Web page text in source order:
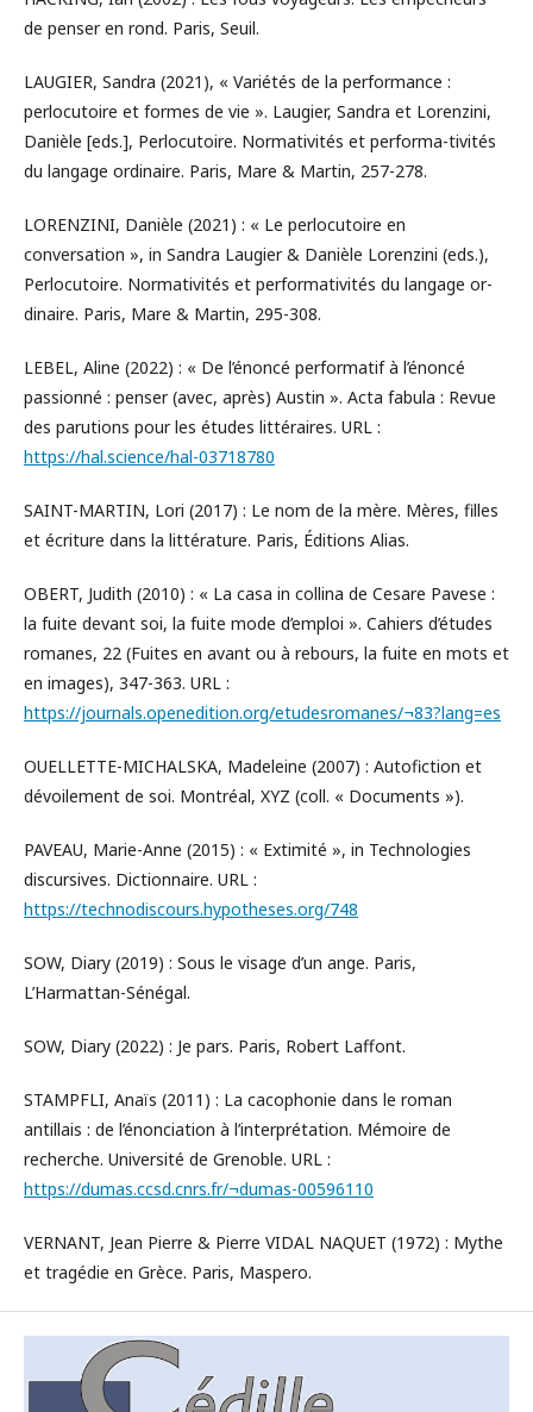
de penser en rond. Paris, Seuil.
LAUGIER, Sandra (2021), « Variétés de la performance :
perlocutoire et formes de vie ». Laugier, Sandra et Lorenzini,
Danièle [eds.], Perlocutoire. Normativités et performa-tivités
du langage ordinaire. Paris, Mare & Martin, 257-278.
LORENZINI, Danièle (2021) : « Le perlocutoire en
conversation », in Sandra Laugier & Danièle Lorenzini (eds.),
Perlocutoire. Normativités et performativités du langage or-
dinaire. Paris, Mare & Martin, 295-308.
LEBEL, Aline (2022) : « De l’énoncé performatif à l’énoncé
passionné : penser (avec, après) Austin ». Acta fabula : Revue
des parutions pour les études littéraires. URL :
https://hal.science/hal-03718780
SAINT-MARTIN, Lori (2017) : Le nom de la mère. Mères, filles
et écriture dans la littérature. Paris, Éditions Alias.
OBERT, Judith (2010) : « La casa in collina de Cesare Pavese :
la fuite devant soi, la fuite mode d’emploi ». Cahiers d’études
romanes, 22 (Fuites en avant ou à rebours, la fuite en mots et
en images), 347-363. URL :
https://journals.openedition.org/etudesromanes/¬83?lang=es
OUELLETTE-MICHALSKA, Madeleine (2007) : Autofiction et
dévoilement de soi. Montréal, XYZ (coll. « Documents »).
PAVEAU, Marie-Anne (2015) : « Extimité », in Technologies
discursives. Dictionnaire. URL :
https://technodiscours.hypotheses.org/748
SOW, Diary (2019) : Sous le visage d’un ange. Paris,
L’Harmattan-Sénégal.
SOW, Diary (2022) : Je pars. Paris, Robert Laffont.
STAMPFLI, Anaïs (2011) : La cacophonie dans le roman
antillais : de l’énonciation à l’interprétation. Mémoire de
recherche. Université de Grenoble. URL :
https://dumas.ccsd.cnrs.fr/¬dumas-00596110
VERNANT, Jean Pierre & Pierre VIDAL NAQUET (1972) : Mythe
et tragédie en Grèce. Paris, Maspero.